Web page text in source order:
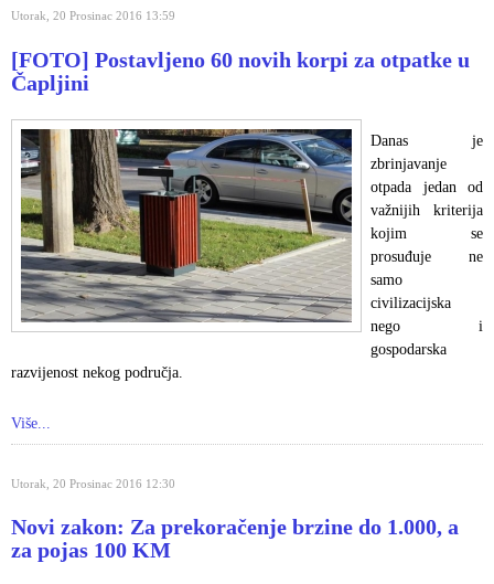
Utorak, 20 Prosinac 2016 13:59
[FOTO] Postavljeno 60 novih korpi za otpatke u
Čapljini
Danas je
zbrinjavanje
otpada jedan od
važnijih kriterija
kojim se
prosuđuje ne
samo
civilizacijska
nego i
gospodarska
razvijenost nekog područja.
Više...
Utorak, 20 Prosinac 2016 12:30
Novi zakon: Za prekoračenje brzine do 1.000, a
za pojas 100 KM